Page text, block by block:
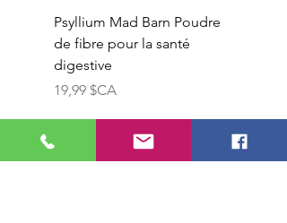
Psyllium Mad Barn Poudre
de fibre pour la santé
digestive
Prix
19,99 $CA